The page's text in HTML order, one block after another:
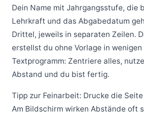
Dein Name mit Jahrgangsstufe, die
Lehrkraft und das Abgabedatum
Drittel, jeweils in separaten Zeilen.
erstellst du ohne Vorlage in
Textprogramm: Zentriere alles,
Abstand und du bist fertig.
Tipp zur Feinarbeit: Drucke die
Am Bildschirm wirken Abstände oft